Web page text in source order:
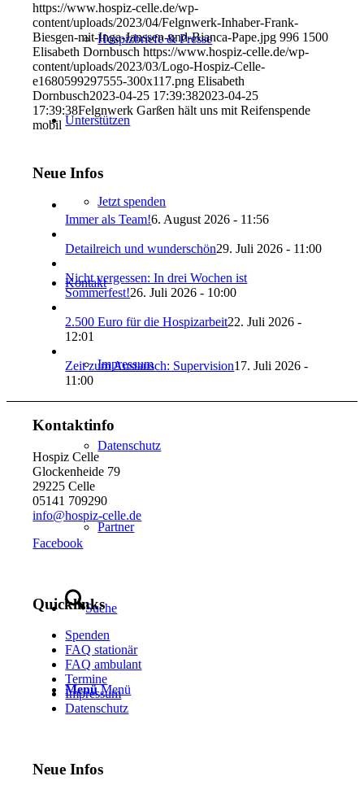
Hospizbriefe & Presse
Unterstützen
Jetzt spenden
Kontakt
Impressum
Datenschutz
Partner
Suche
Menü Menü
https://www.hospiz-celle.de/wp-
content/uploads/2023/04/Felgnwerk-Inhaber-Frank-
Biesgen-mit-Inga-Janssen-und-Bianca-Pape.jpg 996 1500
Elisabeth Dornbusch https://www.hospiz-celle.de/wp-
content/uploads/2023/03/Logo-Hospiz-Celle-
e1680599297555-300x117.png Elisabeth
Dornbusch2023-04-25 17:39:382023-04-25
17:39:38Felgnwerk Garßen hält uns mit Reifenspende
mobil
Neue Infos
Immer als Team!6. August 2026 - 11:56
Detailreich und wunderschön29. Juli 2026 - 11:00
Nicht vergessen: In drei Wochen ist
Sommerfest!26. Juli 2026 - 10:00
2.500 Euro für die Hospizarbeit22. Juli 2026 -
12:01
Zeit zum Austausch: Supervision17. Juli 2026 -
11:00
Kontaktinfo
Hospiz Celle
Glockenheide 79
29225 Celle
05141 709290
info@hospiz-celle.de
Facebook
Quicklinks
Spenden
FAQ stationär
FAQ ambulant
Termine
Impressum
Datenschutz
Neue Infos